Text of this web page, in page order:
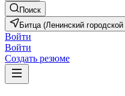
Поиск
Битца (Ленинский
Войти
Войти
Создать резюме